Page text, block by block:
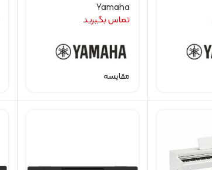
Yamaha
تماس بگیرید
مقایسه